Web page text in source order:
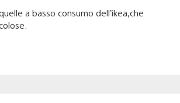
a basso consumo dell’ikea,che